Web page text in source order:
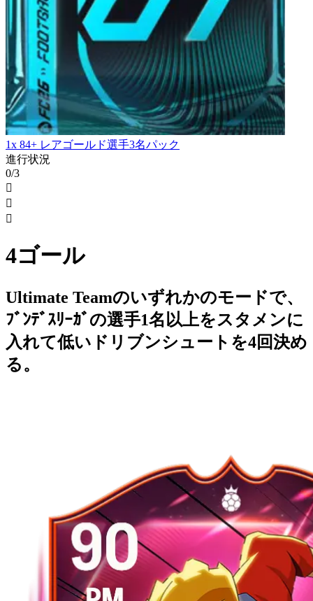
1x 84+ レアゴールド選手3名パック
進行状況
0/3



4ゴール
Ultimate Teamのいずれかのモードで、
ﾌﾞﾝﾃﾞｽﾘｰｶﾞの選手1名以上をスタメンに
入れて低いドリブンシュートを4回決め
る。